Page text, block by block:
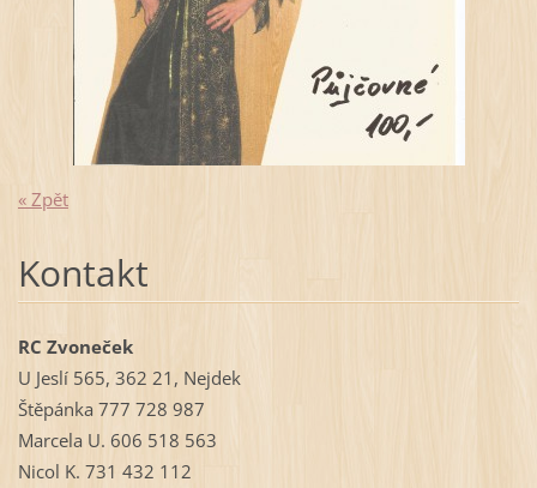
« Zpět
Kontakt
RC Zvoneček
U Jeslí 565, 362 21, Nejdek
Štěpánka 777 728 987
Marcela U. 606 518 563
Nicol K. 731 432 112